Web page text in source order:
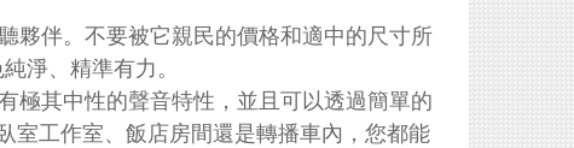
夥伴。不要被它親民的價格和適中的尺寸所
淨、精準有力。
極其中性的聲音特性，並且可以透過簡單的
室工作室、飯店房間還是轉播車內，您都能